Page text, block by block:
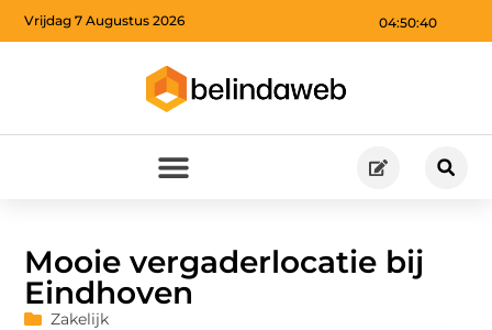
04:50:41
Vrijdag 7 Augustus 2026
Mooie vergaderlocatie bij
Eindhoven
Zakelijk